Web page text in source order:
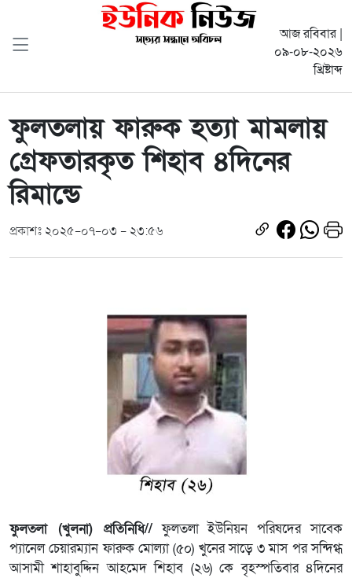
আজ রবিবার |
০৯-০৮-২০২৬
খ্রিষ্টাব্দ
ফুলতলায় ফারুক হত্যা মামলায়
গ্রেফতারকৃত শিহাব ৪দিনের
রিমান্ডে
প্রকাশঃ ২০২৫-০৭-০৩ - ২৩:৫৬
ফুলতলা (খুলনা) প্রতিনিধি//ফুলতলা ইউনিয়ন পরিষদের সাবেক
প্যানেল চেয়ারম্যান ফারুক মোল্যা (৫০) খুনের সাড়ে ৩ মাস পর সন্দিগ্ধ
আসামী শাহাবুদ্দিন আহমেদ শিহাব (২৬) কে বৃহস্পতিবার ৪দিনের